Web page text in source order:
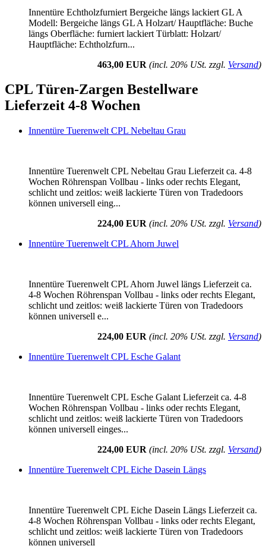
Innentüre Echtholzfurniert Bergeiche längs lackiert GL A
Modell: Bergeiche längs GL A Holzart/ Hauptfläche: Buche
längs Oberfläche: furniert lackiert Türblatt: Holzart/
Hauptfläche: Echtholzfurn...
463,00 EUR (incl. 20% USt. zzgl. Versand)
CPL Türen-Zargen Bestellware
Lieferzeit 4-8 Wochen
Innentüre Tuerenwelt CPL Nebeltau Grau
Innentüre Tuerenwelt CPL Nebeltau Grau Lieferzeit ca. 4-8
Wochen Röhrenspan Vollbau - links oder rechts Elegant,
schlicht und zeitlos: weiß lackierte Türen von Tradedoors
können universell eing...
224,00 EUR (incl. 20% USt. zzgl. Versand)
Innentüre Tuerenwelt CPL Ahorn Juwel
Innentüre Tuerenwelt CPL Ahorn Juwel längs Lieferzeit ca.
4-8 Wochen Röhrenspan Vollbau - links oder rechts Elegant,
schlicht und zeitlos: weiß lackierte Türen von Tradedoors
können universell e...
224,00 EUR (incl. 20% USt. zzgl. Versand)
Innentüre Tuerenwelt CPL Esche Galant
Innentüre Tuerenwelt CPL Esche Galant Lieferzeit ca. 4-8
Wochen Röhrenspan Vollbau - links oder rechts Elegant,
schlicht und zeitlos: weiß lackierte Türen von Tradedoors
können universell einges...
224,00 EUR (incl. 20% USt. zzgl. Versand)
Innentüre Tuerenwelt CPL Eiche Dasein Längs
Innentüre Tuerenwelt CPL Eiche Dasein Längs Lieferzeit ca.
4-8 Wochen Röhrenspan Vollbau - links oder rechts Elegant,
schlicht und zeitlos: weiß lackierte Türen von Tradedoors
können universell